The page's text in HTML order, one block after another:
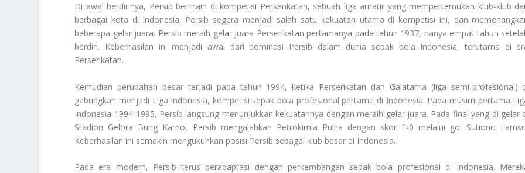
Di awal berdirinya, Persib bermain di kompetisi Perserikatan, sebuah liga amatir yang mempertemukan klub-klub
berbagai kota di Indonesia. Persib segera menjadi salah satu kekuatan utama di kompetisi ini, dan
beberapa gelar juara. Persib meraih gelar juara Perserikatan pertamanya pada tahun 1937, hanya empat tahun
berdiri. Keberhasilan ini menjadi awal dari dominasi Persib dalam dunia sepak bola Indonesia, terutama di
Perserikatan.
Kemudian perubahan besar terjadi pada tahun 1994, ketika Perserikatan dan Galatama (liga semi-profesional)
gabungkan menjadi Liga Indonesia, kompetisi sepak bola profesional pertama di Indonesia. Pada musim pertama
Indonesia 1994-1995, Persib langsung menunjukkan kekuatannya dengan meraih gelar juara. Pada final yang di gelar
Stadion Gelora Bung Karno, Persib mengalahkan Petrokimia Putra dengan skor 1-0 melalui gol Sutiono
Keberhasilan ini semakin mengukuhkan posisi Persib sebagai klub besar di Indonesia.
Pada era modern, Persib terus beradaptasi dengan perkembangan sepak bola profesional di Indonesia.